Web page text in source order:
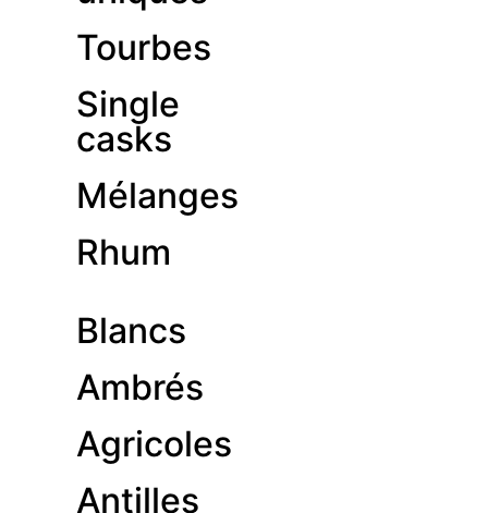
Tourbes
Single
casks
Mélanges
Rhum
Blancs
Ambrés
Agricoles
Antilles